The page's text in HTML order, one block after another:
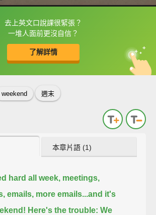
去上英文口說課很緊張？
一堆人面前更沒自信？
了解詳情
兩下字幕可以直接查字典喔！
佳句 中
英
weekend 週末
本章片語 (1)
hard all week, meetings,
emails, more emails...and it's
Here's the trouble: We